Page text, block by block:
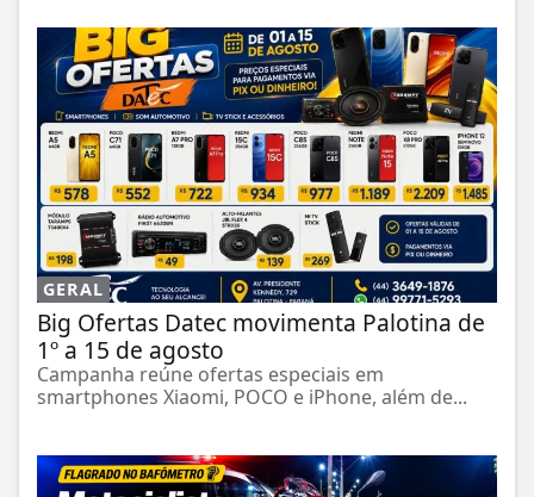
GERAL
Big Ofertas Datec movimenta Palotina de
1º a 15 de agosto
Campanha reúne ofertas especiais em
smartphones Xiaomi, POCO e iPhone, além de...